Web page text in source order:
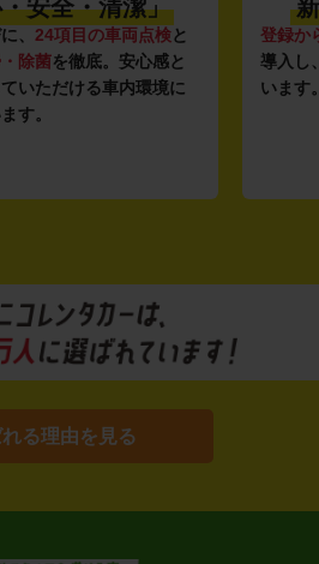
安全・清潔」
、 24項目の車両点検と
除菌を徹底。安心感と
いただける車内環境に
す。
登録か
導入し
います
る理由を見る